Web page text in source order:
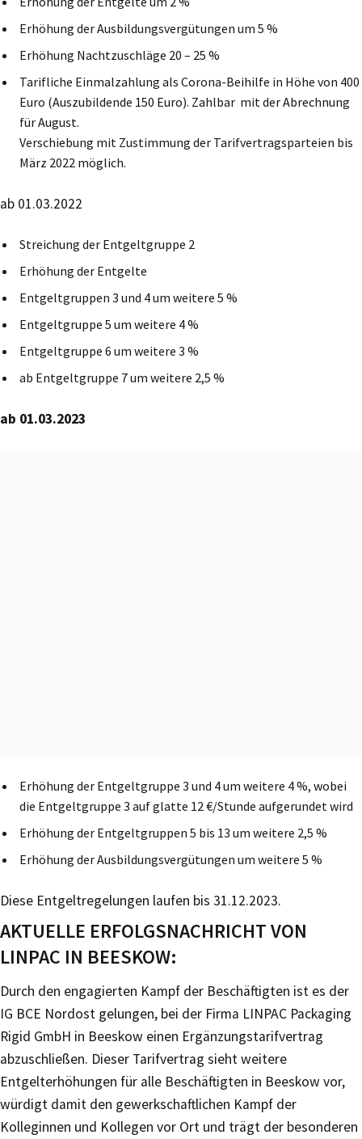
Erhöhung der Ausbildungsvergütungen um 5 %
Erhöhung Nachtzuschläge 20 – 25 %
Tarifliche Einmalzahlung als Corona-Beihilfe in Höhe von 400
Euro (Auszubildende 150 Euro). Zahlbar mit der Abrechnung
für August.
Verschiebung mit Zustimmung der Tarifvertragsparteien bis
März 2022 möglich.
ab 01.03.2022
Streichung der Entgeltgruppe 2
Erhöhung der Entgelte
Entgeltgruppen 3 und 4 um weitere 5 %
Entgeltgruppe 5 um weitere 4 %
Entgeltgruppe 6 um weitere 3 %
ab Entgeltgruppe 7 um weitere 2,5 %
ab 01.03.2023
Erhöhung der Entgeltgruppe 3 und 4 um weitere 4 %, wobei
die Entgeltgruppe 3 auf glatte 12 €/Stunde aufgerundet wird
Erhöhung der Entgeltgruppen 5 bis 13 um weitere 2,5 %
Erhöhung der Ausbildungsvergütungen um weitere 5 %
Diese Entgeltregelungen laufen bis 31.12.2023.
AKTUELLE ERFOLGSNACHRICHT VON
LINPAC IN BEESKOW:
Durch den engagierten Kampf der Beschäftigten ist es der
IG BCE Nordost gelungen, bei der Firma LINPAC Packaging
Rigid GmbH in Beeskow einen Ergänzungstarifvertrag
abzuschließen. Dieser Tarifvertrag sieht weitere
Entgelterhöhungen für alle Beschäftigten in Beeskow vor,
würdigt damit den gewerkschaftlichen Kampf der
Kolleginnen und Kollegen vor Ort und trägt der besonderen